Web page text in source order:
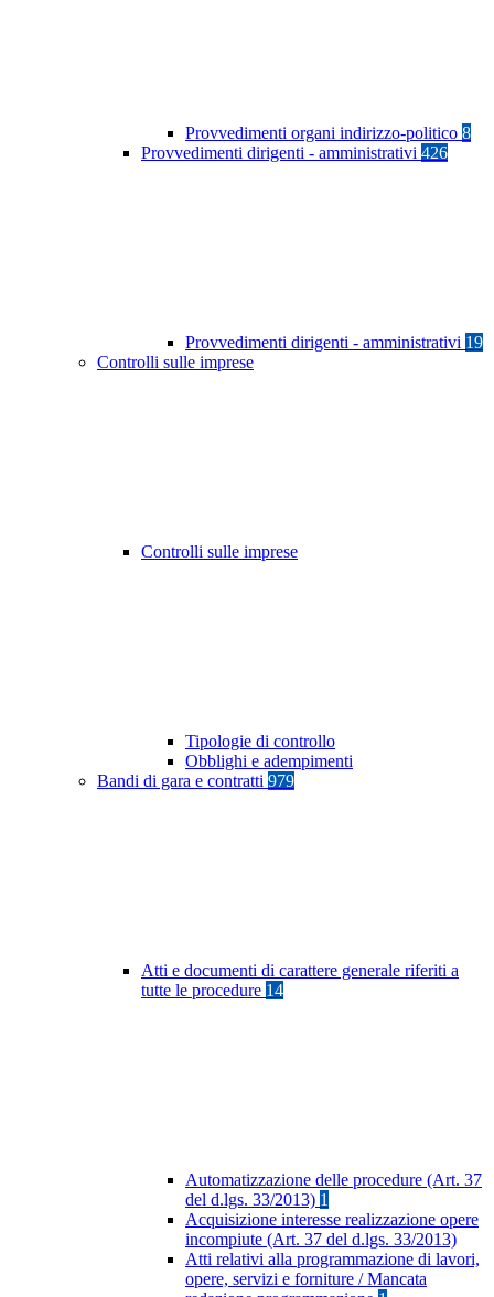
Provvedimenti organi indirizzo-politico 8
Provvedimenti dirigenti - amministrativi 426
Provvedimenti dirigenti - amministrativi 19
Controlli sulle imprese
Controlli sulle imprese
Tipologie di controllo
Obblighi e adempimenti
Bandi di gara e contratti 979
Atti e documenti di carattere generale riferiti a
tutte le procedure 14
Automatizzazione delle procedure (Art. 37
del d.lgs. 33/2013) 1
Acquisizione interesse realizzazione opere
incompiute (Art. 37 del d.lgs. 33/2013)
Atti relativi alla programmazione di lavori,
opere, servizi e forniture / Mancata